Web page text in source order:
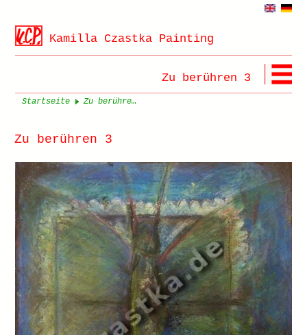
Kamilla Czastka Painting
Zu berühren 3
Startseite Zu berühren 3
Zu berühren 3